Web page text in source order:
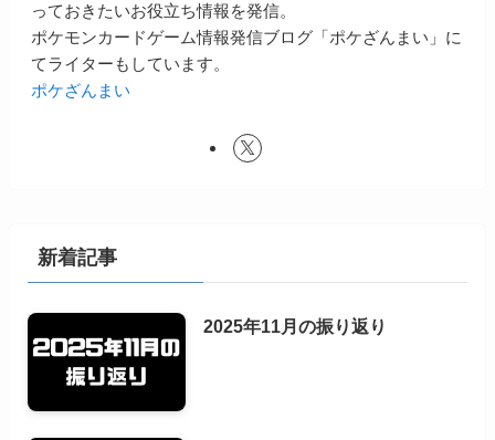
っておきたいお役立ち情報を発信。
ポケモンカードゲーム情報発信ブログ「ポケざんまい」に
てライターもしています。
ポケざんまい
新着記事
2025年11月の振り返り